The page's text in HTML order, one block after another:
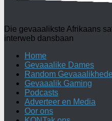
Die gevaaalikste Afrikaans
interweb dansbaan
Home
Gevaaalike Dames
Random Gevaaalikhede
Gevaaalik Gaming
Podcasts
Adverteer en Media
Oor ons